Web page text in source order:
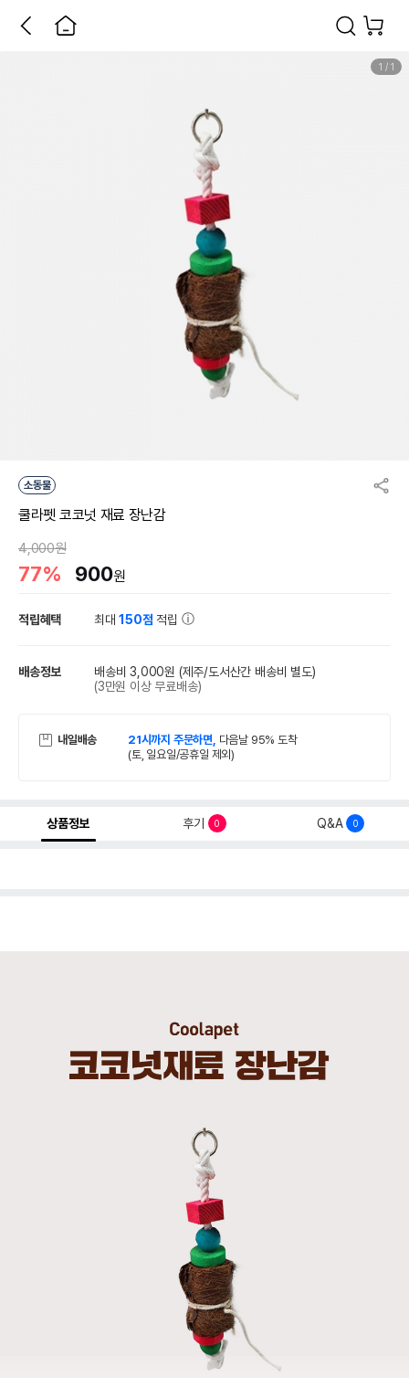
1 / 1
소동물
쿨라펫 코코넛 재료 장난감
4,000원
77% 900원
적립혜택 최대150점 적립
배송정보 배송비 3,000원 (제주/도서산간 배송비 별도)
(3만원 이상 무료배송)
내일배송 21시까지 주문하면, 다음날 95% 도착
(토, 일요일/공휴일 제외)
상품정보 후기 0 Q&A 0